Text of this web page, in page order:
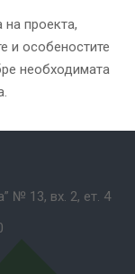
проекта,
и особеностите
необходимата
№ 13, вх. 2, ет. 4